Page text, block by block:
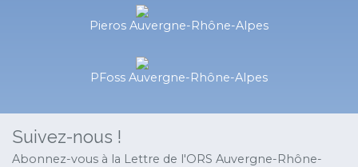
Pieros Auvergne-Rhône-Alpes
PFoss Auvergne-Rhône-Alpes
Suivez-nous !
Abonnez-vous à la Lettre de l'ORS Auvergne-Rhône-